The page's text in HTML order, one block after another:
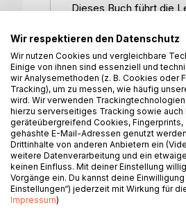
Dieses Buch führt die
Dort finden sie
Die Lebensweisen,
Authentische
Der
Das Vertrauen in die
Die Urprinzipien der
Besonders
Alternativmethoden
Auch für angehende
WEITERE
Wir respektieren den Datenschutz
Wir nutzen Cookies und vergleichbare
Einige von ihnen sind essenziell und
wir Analysemethoden (z. B. Cookies oder
Tracking), um zu messen, wie häufig
wird. Wir verwenden
hierzu serverseitiges Tracking sowie
geräteübergreifend Cookies,
gehashte E-Mail-Adressen genutzt
Drittinhalte von anderen Anbietern ein
weitere Datenverarbeitung und ein
keinen Einfluss. Mit deiner Einstellung
Vorgänge ein. Du kannst deine
Einstellungen“) jederzeit mit Wirkung für
Impressum)